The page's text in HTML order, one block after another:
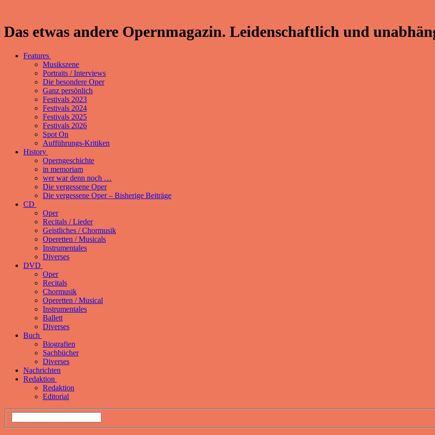
Das etwas andere Opernmagazin. Leidenschaftlich und
Features
Musikszene
Portraits / Interviews
Die besondere Oper
Ganz persönlich
Festivals 2023
Festivals 2024
Festivals 2025
Festivals 2026
Spot On
Aufführungs-Kritiken
History
Operngeschichte
in memoriam
wer war denn noch …
Die vergessene Oper
Die vergessene Oper – Bisherige Beiträge
CD
Oper
Recitals / Lieder
Geistliches / Chormusik
Operetten / Musicals
Instrumentales
Diverses
DVD
Oper
Recitals
Chormusik
Operetten / Musical
Instrumentales
Ballett
Diverses
Buch
Biografien
Sachbücher
Diverses
Nachrichten
Redaktion
Redaktion
Editorial